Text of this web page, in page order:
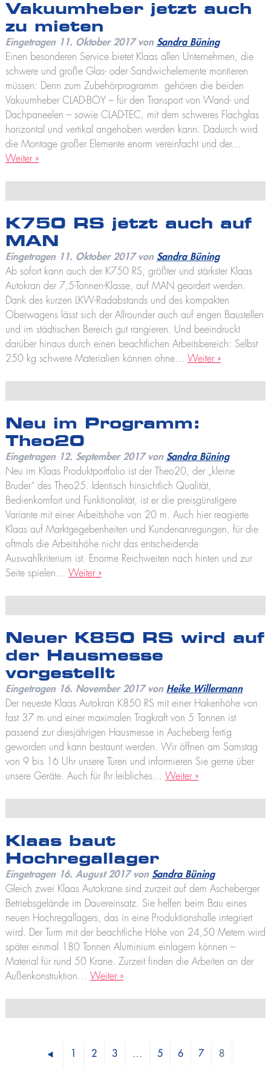
Praktikum
K2500
K300 E
K21-30
K23-33 City
K350 E
K400
Bauaufzüge
Toplight 21 Bau
HV 26/6 KA
Shorty 25
Hubarbeitsbühnen
Rudi21
Lutz
Feuerwehr
Löscharm
Alufiver
Klaas at work – Das richtige Gerät für jeden Einsatz
Kranführerschein Niederlassungen
Unterweisung für Kranfahrer - Ascheberg
Unterweisung für Kranfahrer - Niederlassungen
Stellenangebote
Ausbildung
Praktikum
Vakuumheber jetzt auch
zu mieten
Eingetragen 11. Oktober 2017 von Sandra Büning
Einen besonderen Service bietet Klaas allen Unternehmen, die
schwere und große Glas- oder Sandwichelemente montieren
müssen: Denn zum Zubehörprogramm gehören die beiden
Vakuumheber CLAD-BOY – für den Transport von Wand- und
Dachpaneelen – sowie CLAD-TEC, mit dem schweres Flachglas
horizontal und vertikal angehoben werden kann. Dadurch wird
die Montage großer Elemente enorm vereinfacht und der…
Weiter »
K750 RS jetzt auch auf
MAN
Eingetragen 11. Oktober 2017 von Sandra Büning
Ab sofort kann auch der K750 RS, größter und stärkster Klaas
Autokran der 7,5-Tonnen-Klasse, auf MAN geordert werden.
Dank des kurzen LKW-Radabstands und des kompakten
Oberwagens lässt sich der Allrounder auch auf engen Baustellen
und im städtischen Bereich gut rangieren. Und beeindruckt
darüber hinaus durch einen beachtlichen Arbeitsbereich: Selbst
250 kg schwere Materialien können ohne… Weiter »
Neu im Programm:
Theo20
Eingetragen 12. September 2017 von Sandra Büning
Neu im Klaas Produktportfolio ist der Theo20, der „kleine
Bruder“ des Theo25. Identisch hinsichtlich Qualität,
Bedienkomfort und Funktionalität, ist er die preisgünstigere
Variante mit einer Arbeitshöhe von 20 m. Auch hier reagierte
Klaas auf Marktgegebenheiten und Kundenanregungen, für die
oftmals die Arbeitshöhe nicht das entscheidende
Auswahlkriterium ist. Enorme Reichweiten nach hinten und zur
Seite spielen… Weiter »
Neuer K850 RS wird auf
der Hausmesse
vorgestellt
Eingetragen 16. November 2017 von Heike Willermann
Der neueste Klaas Autokran K850 RS mit einer Hakenhöhe von
fast 37 m und einer maximalen Tragkraft von 5 Tonnen ist
passend zur diesjährigen Hausmesse in Ascheberg fertig
geworden und kann bestaunt werden. Wir öffnen am Samstag
von 9 bis 16 Uhr unsere Türen und informieren Sie gerne über
unsere Geräte. Auch für Ihr leibliches… Weiter »
Klaas baut
Hochregallager
Eingetragen 16. August 2017 von Sandra Büning
Gleich zwei Klaas Autokrane sind zurzeit auf dem Ascheberger
Betriebsgelände im Dauereinsatz. Sie helfen beim Bau eines
neuen Hochregallagers, das in eine Produktionshalle integriert
wird. Der Turm mit der beachtliche Höhe von 24,50 Metern wird
später einmal 180 Tonnen Aluminium einlagern können –
Material für rund 50 Krane. Zurzeit finden die Arbeiten an der
Außenkonstruktion… Weiter »
2 3 … 5 6 7 8